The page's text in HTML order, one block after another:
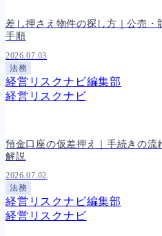
差し押さえ物件の探し方｜公売
手順
2026.07.03
法務
経営リスクナビ編集部
経営リスクナビ
預金口座の仮差押え｜手続きの流
解説
2026.07.02
法務
経営リスクナビ編集部
経営リスクナビ